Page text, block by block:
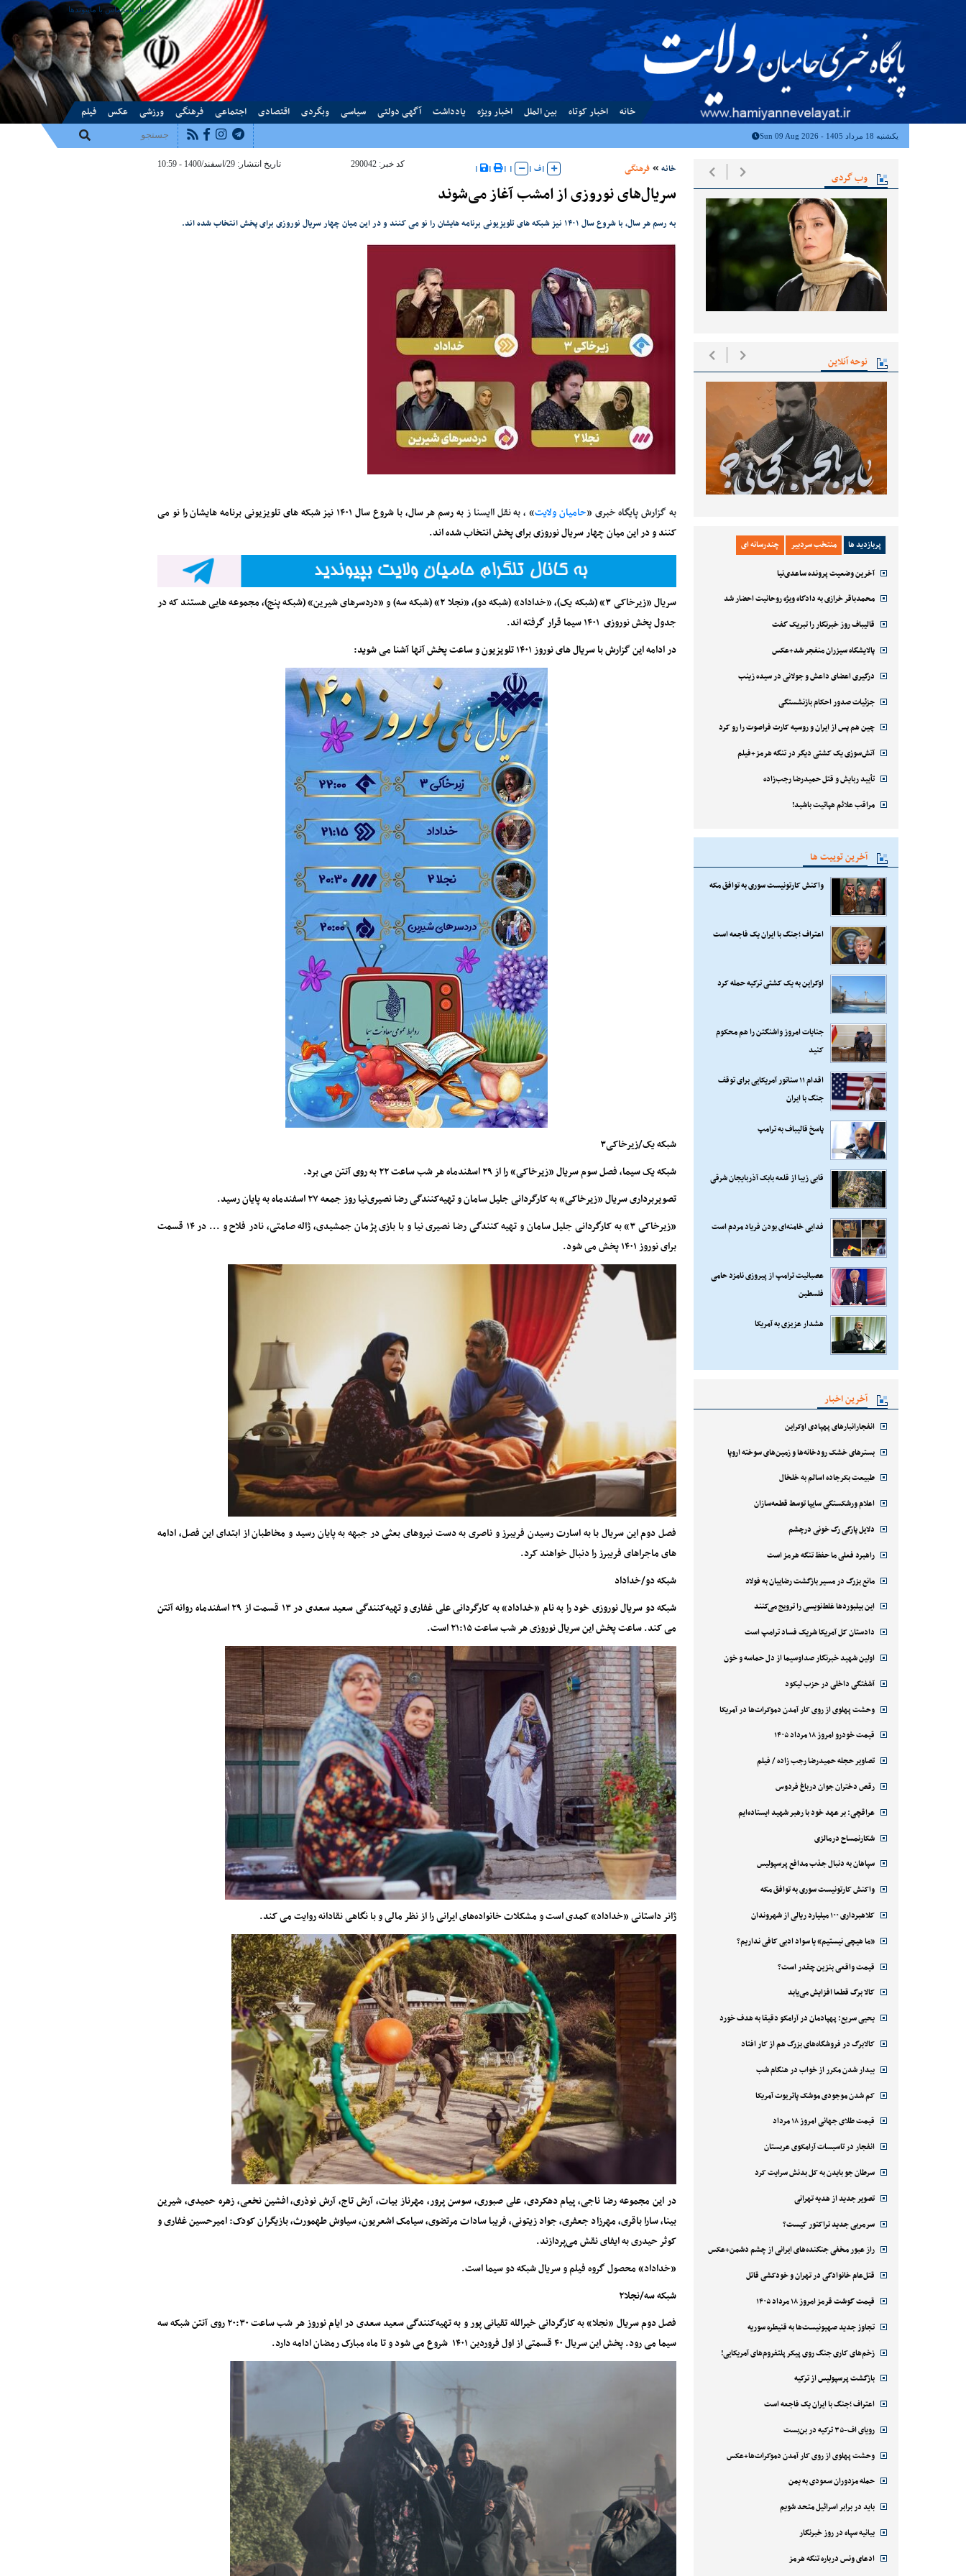
درباره ماتماس با ماپیوندها
خانه اخبار کوتاه بین الملل اخبار ویژه یادداشت آگهی دولتی سیاسی وبگردی اقتصادی اجتماعی فرهنگی ورزشی عکس فیلم
یکشنبه 18 مرداد 1405 - Sun 09 Aug 2026
وب گردی
نوحه آنلاین
پربازدید ها منتخب سردبیر چندرسانه ای
آخرین وضعیت پرونده ساعدی‌نیا
محمدباقر خرازی به دادگاه ویژه روحانیت احضار شد
قالیباف روز خبرنگار را تبریک گفت
پالایشگاه سیزران منفجر شد+عکس
درگیری اعضای داعش و جولانی در سیده زینب
جزئیات صدور احکام بازنشستگی
چین هم پس از ایران و روسیه کارت فراصوت را رو کرد
آتش‌سوزی یک کشتی دیگر در تنگه هرمز+فیلم
تأیید ربایش و قتل حمیدرضا رجب‌زاده
مراقب علائم هپاتیت باشید!
آخرین توییت ها
واکنش کارتونیست سوری به توافق مکه
اعتراف ؛جنگ با ایران یک فاجعه است
اوکراین به یک کشتی ترکیه حمله کرد
جنایات امروز واشنگتن را هم محکوم
کنید
اقدام ۱۱ سناتور آمریکایی برای توقف
جنگ با ایران
پاسخ قالیباف به ترامپ
قابی زیبا از قلعه بابک آذربایجان شرقی
فدایی خامنه‌ای بودن فریاد مردم است
عصبانیت ترامپ از پیروزی نامزد حامی
فلسطین
هشدار عزیزی به آمریکا
آخرین اخبار
انفجارانبارهای پهپادی اوکراین
بسترهای خشک رودخانه‌ها و زمین‌های سوخته اروپا
طبیعت بکرجاده اسالم به خلخال
اعلام ورشکستگی سایپا توسط قطعه‌سازان
دلایل پارگی رگ خونی درچشم
راهبرد فعلی ما حفظ تنگه هرمز است
مانع بزرگ در مسیر بازگشت رضاییان به فولاد
این بیلبوردها غلط‌نویسی را ترویج می‌کنند
دادستان کل آمریکا شریک فساد ترامپ است
اولین شهید خبرنگار صداوسیما از دل حماسه و خون
آشفتگی داخلی در حزب لیکود
وحشت پهلوی از روی کار آمدن دموکرات‌ها در آمریکا
قیمت خودرو امروز ۱۸ مرداد ۱۴۰۵
تصاویر حجله حمیدرضا رجب زاده / فیلم
رقص دختران جوان درباغ فردوس
عراقچی: بر عهد خود با رهبر شهید ایستاده‌ایم
شکارنمساح درمالزی
سپاهان به دنبال جذب مدافع پرسپولیس
واکنش کارتونیست سوری به توافق مکه
کلاهبرداری ۱۰۰ میلیارد ریالی از شهروندان
«ما هیچی نیستیم» یا سواد ادبی کافی نداریم؟
قیمت واقعی بنزین چقدر است؟
کالا برگ قطعا افزایش می‌یابد
یحیی سریع: پهپادمان در آرامکو دقیقا به هدف خورد
کالابرگ در فروشگاه‌های بزرگ هم از کار افتاد
بیدار شدن مکرر از خواب در هنگام شب
کم شدن موجودی موشک پاتریوت آمریکا
قیمت طلای جهانی امروز ۱۸ مرداد
انفجار در تاسیسات آرامکوی عربستان
سرطان جو بایدن به کل بدنش سرایت کرد
تصویر جدید از هدیه تهرانی
سرمربی جدید تراکتور کیست؟
راز عبور مخفی جنگنده‌های ایرانی از چشم دشمن+عکس
قتل‌‌عام خانوادگی در تهران و خودکشی قاتل
قیمت گوشت قرمز امروز ۱۸ مرداد ۱۴۰۵
تجاوز جدید صهیونیست‌ها به قنیطره سوریه
زخم‌های کاری جنگ روی پیکر پلتفروم‌های آمریکایی!
بازگشت پرسپولیس از ترکیه
اعتراف ؛جنگ با ایران یک فاجعه است
رویای اف-۳۵ ترکیه در بن‌بست
وحشت پهلوی از روی کار آمدن دموکرات‌ها+عکس
حمله مزدوران سعودی به یمن
باید در برابر اسرائیل متحد شویم
بیانیه سپاه در روز خبرنگار
ادعای ونس درباره تنگه هرمز
خانه فرهنگی |ف |
|
|
|
| کد خبر: 290042 تاریخ انتشار: 29/اسفند/1400 - 10:59
سریال‌های نوروزی از امشب آغاز می‌شوند
به رسم هر سال، با شروع سال ۱۴۰۱ نیز شبکه های تلویزیونی برنامه هایشان را نو می کنند و در این میان چهار سریال نوروزی برای پخش انتخاب شده اند.
به گزارش پایگاه خبری «حامیان ولایت» ، به نقل اایسنا ز
به رسم هر سال، با شروع سال ۱۴۰۱ نیز شبکه های تلویزیونی برنامه هایشان را نو می
کنند و در این میان چهار سریال نوروزی برای پخش انتخاب شده اند.
سریال «زیرخاکی ۳» (شبکه یک)، «خداداد» (شبکه دو)، «نجلا ۲» (شبکه سه) و «دردسرهای شیرین» (شبکه پنج)، مجموعه هایی هستند که در
جدول پخش نوروزی ۱۴۰۱ سیما قرار گرفته اند.
در ادامه این گزارش با سریال های نوروز ۱۴۰۱ تلویزیون و ساعت پخش آنها آشنا می شوید:
شبکه یک/زیرخاکی۳
شبکه یک سیما، فصل سوم سریال «زیرخاکی» را از ۲۹ اسفندماه هر شب ساعت ۲۲ به روی آنتن می برد.
تصویربرداری سریال «زیرخاکی» به کارگردانی جلیل سامان و تهیه‌کنندگی رضا نصیری‌نیا روز جمعه ۲۷ اسفندماه به پایان رسید.
«زیرخاکی ۳» به کارگردانی جلیل سامان و تهیه کنندگی رضا نصیری نیا و با بازی پژمان جمشیدی، ژاله صامتی، نادر فلاح و ... در ۱۴ قسمت
برای نوروز ۱۴۰۱ پخش می شود.
فصل دوم این سریال با به اسارت رسیدن فریبرز و ناصری به دست نیروهای بعثی در جبهه به پایان رسید و مخاطبان از ابتدای این فصل، ادامه
های ماجراهای فریبرز را دنبال خواهند کرد.
شبکه دو/خداداد
شبکه دو سریال نوروزی خود را به نام «خداداد» به کارگردانی علی غفاری و تهیه‌کنندگی سعید سعدی در ۱۳ قسمت از ۲۹ اسفندماه روانه آنتن
می کند. ساعت پخش این سریال نوروزی هر شب ساعت ۲۱:۱۵ است.
ژانر داستانی «خداداد» کمدی است و مشکلات خانواده‌های ایرانی را از نظر مالی و با نگاهی نقادانه روایت می کند.
در این مجموعه رضا ناجی، پیام دهکردی، علی صبوری، سوسن پرور، مهرناز بیات، آرش تاج، آرش نوذری، افشین نخعی، زهره حمیدی، شیرین
بینا، سارا باقری، مهرزاد جعفری، جواد زیتونی، فریبا سادات مرتضوی، سیامک اشعریون، سیاوش طهمورث، بازیگران کودک: امیرحسین غفاری و
کوثر حیدری به ایفای نقش می‌پردازند.
«خداداد» محصول گروه فیلم و سریال شبکه دو سیما است.
شبکه سه/نجلا۲
فصل دوم سریال «نجلا» به کارگردانی خیرالله تقیانی پور و به تهیه‌کنندگی سعید سعدی در ایام نوروز هر شب ساعت ۲۰:۳۰ روی آنتن شبکه سه
سیما می رود. پخش این سریال ۴۰ قسمتی از اول فروردین ۱۴۰۱ شروع می شود و تا ماه مبارک رمضان ادامه دارد.